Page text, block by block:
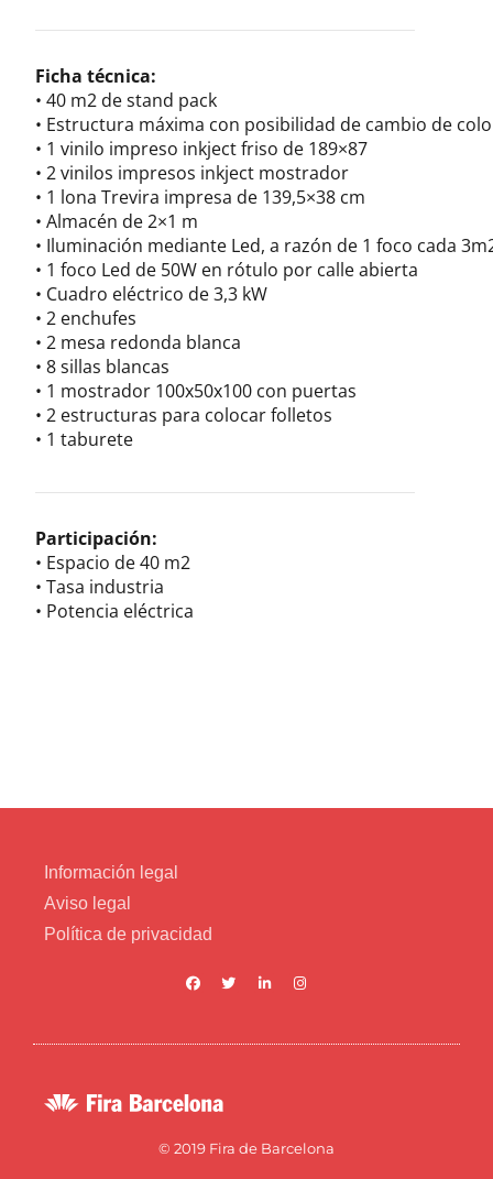
Ficha técnica:
•40 m2 de stand pack
• Estructura máxima con posibilidad de cambio de
• 1 vinilo impreso inkject friso de 189×87
•2 vinilos impresos inkject mostrador
• 1 lona Trevira impresa de 139,5×38 cm
•Almacén de 2×1 m
• Iluminación mediante Led, a razón de 1 foco cada
• 1 foco Led de 50W en rótulo por calle abierta
• Cuadro eléctrico de 3,3 kW
•2 enchufes
•2 mesa redonda blanca
•8 sillas blancas
• 1 mostrador 100x50x100 con puertas
•2 estructuras para colocar folletos
• 1 taburete
Participación:
• Espacio de 40 m2
•Tasa industria
• Potencia eléctrica
Información legal
Aviso legal
Política de privacidad
© 2019 Fira de Barcelona